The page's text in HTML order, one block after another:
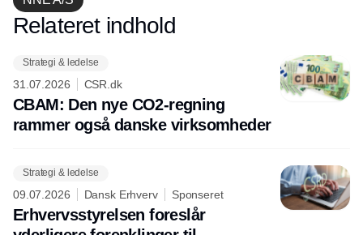
Annonce
Relateret indhold
Strategi & ledelse
31.07.2026 CSR.dk
CBAM: Den nye CO2-regning
rammer også danske virksomheder
Strategi & ledelse
09.07.2026 Dansk Erhverv Sponseret
Erhvervsstyrelsen foreslår